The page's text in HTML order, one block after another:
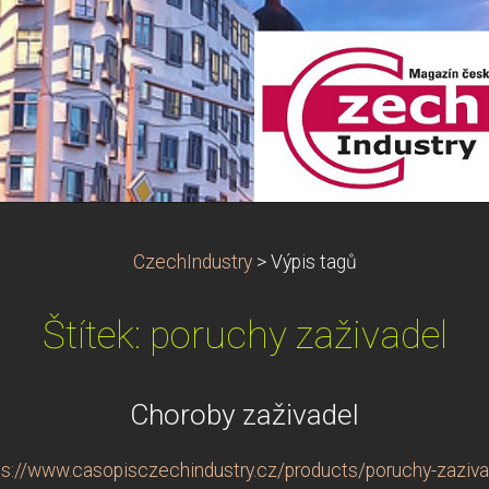
CzechIndustry > Výpis tagů
Štítek: poruchy zaživadel
Choroby zaživadel
www.casopisczechindustry.cz/products/poruchy-